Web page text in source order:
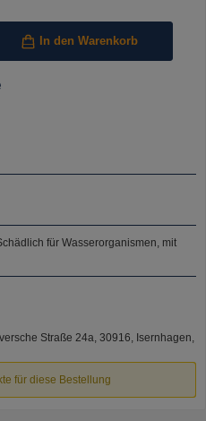
In den Warenkorb
für Wasserorganismen, mit
Straße 24a, 30916, Isernhagen,
für diese Bestellung